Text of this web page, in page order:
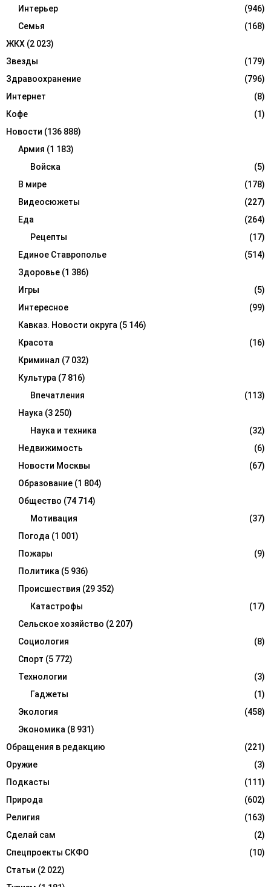
Интерьер
(946)
Семья
(168)
ЖКХ (2 023)
Звезды
(179)
Здравоохранение
(796)
Интернет
(8)
Кофе
(1)
Новости (136 888)
Армия (1 183)
Войска
(5)
В мире
(178)
Видеосюжеты
(227)
Еда
(264)
Рецепты
(17)
Единое Ставрополье
(514)
Здоровье (1 386)
Игры
(5)
Интересное
(99)
Кавказ. Новости округа (5 146)
Красота
(16)
Криминал (7 032)
Культура (7 816)
Впечатления
(113)
Наука (3 250)
Наука и техника
(32)
Недвижимость
(6)
Новости Москвы
(67)
Образование (1 804)
Общество (74 714)
Мотивация
(37)
Погода (1 001)
Пожары
(9)
Политика (5 936)
Происшествия (29 352)
Катастрофы
(17)
Сельское хозяйство (2 207)
Социология
(8)
Спорт (5 772)
Технологии
(3)
Гаджеты
(1)
Экология
(458)
Экономика (8 931)
Обращения в редакцию
(221)
Оружие
(3)
Подкасты
(111)
Природа
(602)
Религия
(163)
Сделай сам
(2)
Спецпроекты СКФО
(10)
Статьи (2 022)